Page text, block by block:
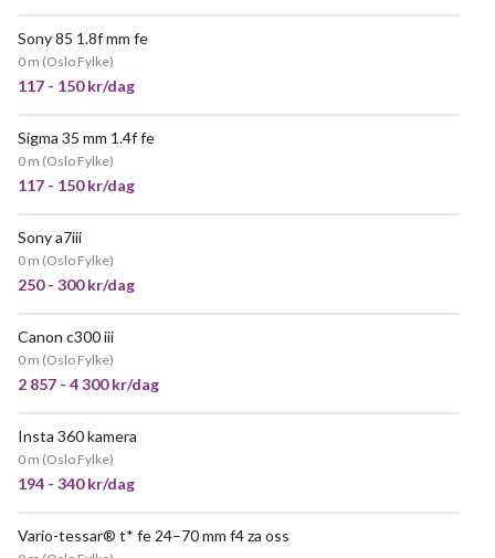
Sony 85 1.8f mm fe
0 m (Oslo Fylke)
117 - 150 kr/dag
Sigma 35 mm 1.4f fe
0 m (Oslo Fylke)
117 - 150 kr/dag
Sony a7iii
0 m (Oslo Fylke)
250 - 300 kr/dag
Canon c300 iii
0 m (Oslo Fylke)
2 857 - 4 300 kr/dag
Insta 360 kamera
0 m (Oslo Fylke)
194 - 340 kr/dag
Vario-tessar® t* fe 24–70 mm f4 za oss